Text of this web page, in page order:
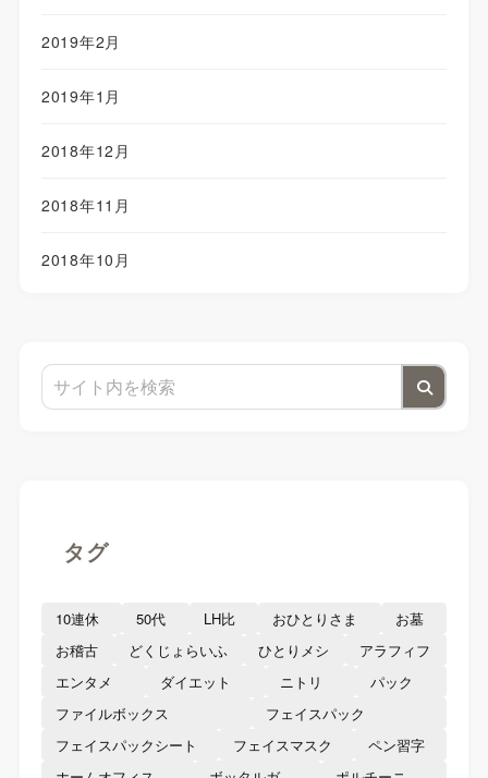
2019年2月
2019年1月
2018年12月
2018年11月
2018年10月
タグ
10連休 50代 LH比 おひとりさま
お墓
お稽古
どくじょらいふ ひとりメシ
アラフィフ
エンタメ
ダイエット ニトリ
パック
ファイルボックス
フェイスパック
フェイスパックシート
フェイスマスク
ペン習字